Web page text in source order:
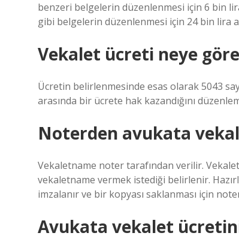
benzeri belgelerin düzenlenmesi için 6 bin
gibi belgelerin düzenlenmesi için 24 bin lira
Vekalet ücreti neye
Ücretin belirlenmesinde esas olarak 5043
arasında bir ücrete hak kazandığını
Noterden avukata
Vekaletname noter tarafından verilir.
vekaletname vermek istediği belirlenir.
imzalanır ve bir kopyası saklanması için
Avukata vekalet